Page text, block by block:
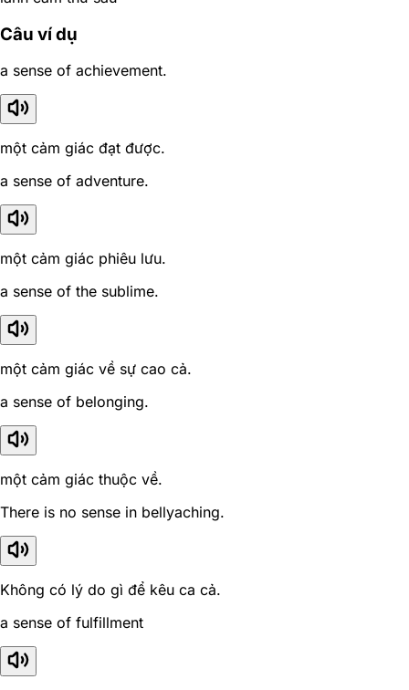
Câu ví dụ
a sense of achievement.
một cảm giác đạt được.
a sense of adventure.
một cảm giác phiêu lưu.
a sense of the sublime.
một cảm giác về sự cao cả.
a sense of belonging.
một cảm giác thuộc về.
There is no sense in bellyaching.
Không có lý do gì để kêu ca cả.
a sense of fulfillment